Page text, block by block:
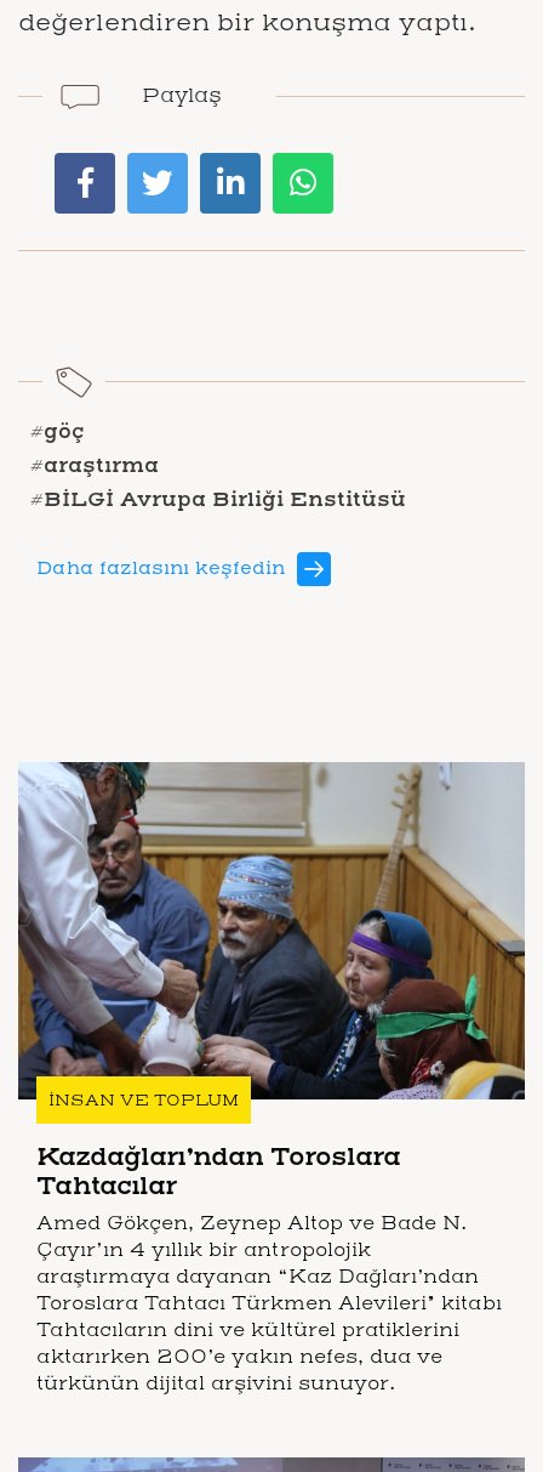
değerlendiren bir konuşma yaptı.
Paylaş
#göç
#araştırma
#BİLGİ Avrupa Birliği Enstitüsü
Daha fazlasını keşfedin
İNSAN VE TOPLUM
Kazdağları’ndan Toroslara
Tahtacılar
Amed Gökçen, Zeynep Altop ve Bade N.
Çayır’ın 4 yıllık bir antropolojik
araştırmaya dayanan “Kaz Dağları’ndan
Toroslara Tahtacı Türkmen Alevileri” kitabı
Tahtacıların dini ve kültürel pratiklerini
aktarırken 200’e yakın nefes, dua ve
türkünün dijital arşivini sunuyor.